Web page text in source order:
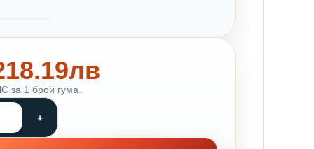
за 1 брой гума.